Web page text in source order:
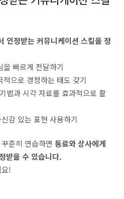
인정받는 커뮤니케이션 스킬을 정
을 빠르게 전달하기
으로 경청하는 태도 갖기
법과 시각 자료를 효과적으로 활
감 있는 표현 사용하기
준히 연습하면 동료와 상사에게
받을 수 있습니다.
!